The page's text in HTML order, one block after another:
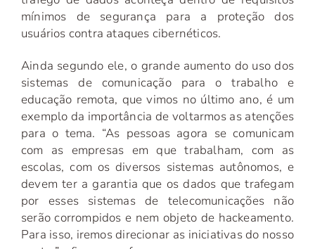
mínimos de segurança para a proteção dos
usuários contra ataques cibernéticos.
Ainda segundo ele, o grande aumento do uso dos
sistemas de comunicação para o trabalho e
educação remota, que vimos no último ano, é um
exemplo da importância de voltarmos as atenções
para o tema. “As pessoas agora se comunicam
com as empresas em que trabalham, com as
escolas, com os diversos sistemas autônomos, e
devem ter a garantia que os dados que trafegam
por esses sistemas de telecomunicações não
serão corrompidos e nem objeto de hackeamento.
Para isso, iremos direcionar as iniciativas do nosso